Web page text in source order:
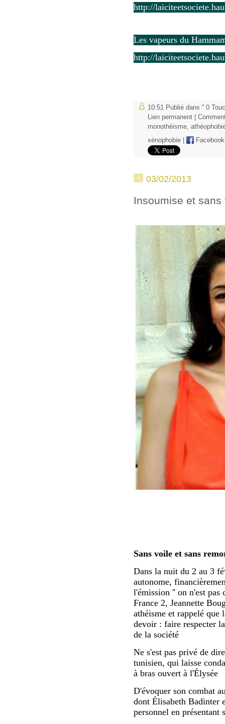
http://
Les vapeurs du
http://
10:51 Publié dans '' 0
Lien permanent
monothéisme
xénophobie
Facebook
03/02/2013
Insoumise et sans
Sans voile et sans
Dans la nuit du 2 au 3
autonome,
l'émission '' on n'est pas
France 2, Jeannette
athéisme et rappelé que
devoir : faire respecter
de la société
Ne s'est pas privé de
tunisien, qui laisse
à bras ouvert à l'Élysée
D'évoquer son combat
dont Élisabeth Badinter
personnel en